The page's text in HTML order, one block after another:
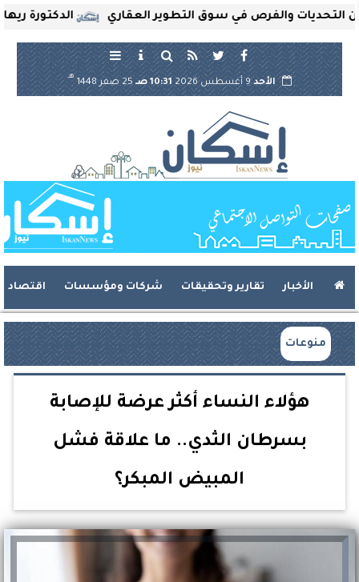
الدكتورة ريهام والفرص في سوق التطوير العقاري
الأحد9 أغسطس 2026 10:31 صـ 25 صفر 1448
هـ
الأخبار تقارير وتحقيقات شركات ومؤسسات اقتصاد
منوعات
هؤلاء النساء أكثر عرضة للإصابة
بسرطان الثدي.. ما علاقة فشل
المبيض المبكر؟